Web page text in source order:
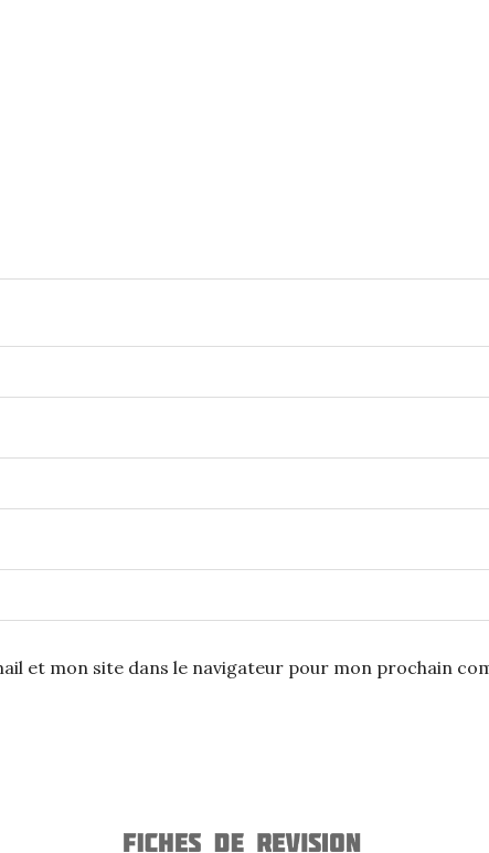
et mon site dans le navigateur pour mon prochain